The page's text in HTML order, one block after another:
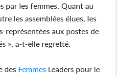
par les femmes. Quant au
les assemblées élues, les
représentées aux postes de
», a-t-elle regretté.
des Femmes Leaders pour le